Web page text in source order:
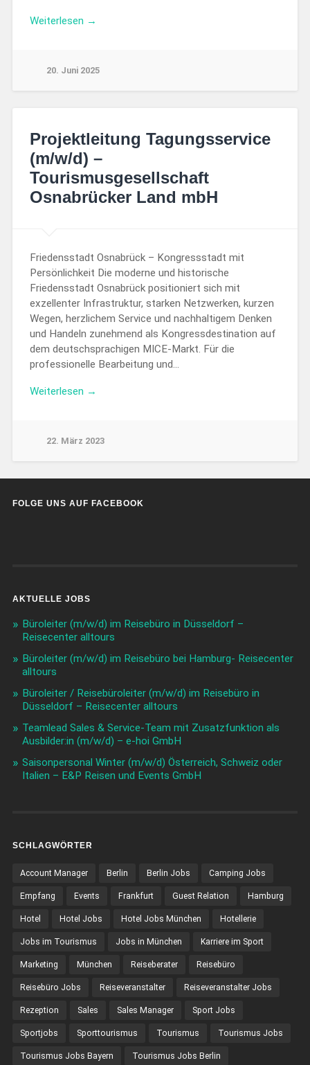
Weiterlesen →
20. Juni 2025
Projektleitung Tagungsservice
(m/w/d) –
Tourismusgesellschaft
Osnabrücker Land mbH
Friedensstadt Osnabrück – Kongressstadt mit
Persönlichkeit Die moderne und historische
Friedensstadt Osnabrück positioniert sich mit
exzellenter Infrastruktur, starken Netzwerken, kurzen
Wegen, herzlichem Service und nachhaltigem Denken
und Handeln zunehmend als Kongressdestination auf
dem deutschsprachigen MICE-Markt. Für die
professionelle Bearbeitung und…
Weiterlesen →
22. März 2023
FOLGE UNS AUF FACEBOOK
AKTUELLE JOBS
Büroleiter (m/w/d) im Reisebüro in Düsseldorf –
Reisecenter alltours
Büroleiter (m/w/d) im Reisebüro bei Hamburg- Reisecenter
alltours
Büroleiter / Reisebüroleiter (m/w/d) im Reisebüro in
Düsseldorf – Reisecenter alltours
Teamlead Sales & Service-Team mit Zusatzfunktion als
Ausbilder:in (m/w/d) – e-hoi GmbH
Saisonpersonal Winter (m/w/d) Österreich, Schweiz oder
Italien – E&P Reisen und Events GmbH
SCHLAGWÖRTER
Account Manager Berlin Berlin Jobs Camping Jobs
Empfang Events Frankfurt Guest Relation Hamburg
Hotel Hotel Jobs Hotel Jobs München Hotellerie
Jobs im Tourismus Jobs in München Karriere im Sport
Marketing München Reiseberater Reisebüro
Reisebüro Jobs Reiseveranstalter Reiseveranstalter Jobs
Rezeption Sales Sales Manager Sport Jobs
Sportjobs Sporttourismus Tourismus Tourismus Jobs
Tourismus Jobs Bayern Tourismus Jobs Berlin